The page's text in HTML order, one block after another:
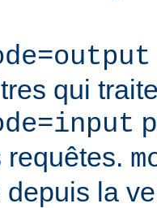
qui
requêtes.
la